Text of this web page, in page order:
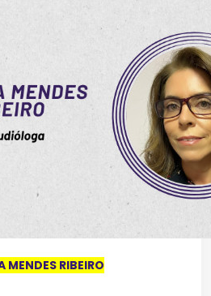
MENDES RIBEIRO